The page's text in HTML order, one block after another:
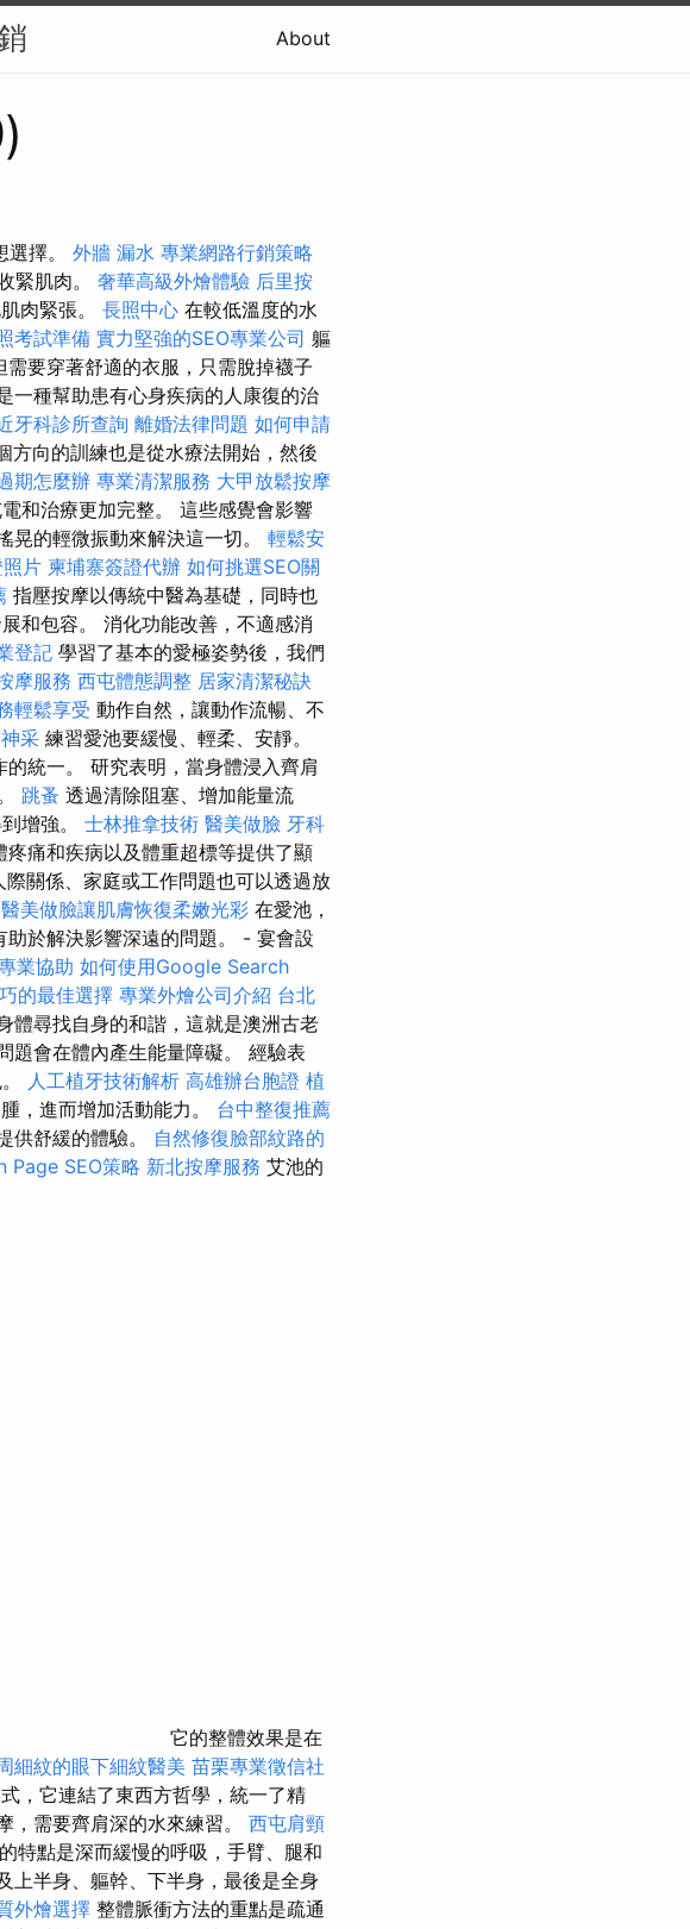
About
擇。 外牆 漏水 專業網路行銷策略
緊肌肉。 奢華高級外燴體驗 后里按
肉緊張。 長照中心 在較低溫度的水
考試準備 實力堅強的SEO專業公司 軀
要穿著舒適的衣服，只需脫掉襪子
一種幫助患有心身疾病的人康復的治
牙科診所查詢 離婚法律問題 如何申請
方向的訓練也是從水療法開始，然後
期怎麼辦 專業清潔服務 大甲放鬆按摩
和治療更加完整。 這些感覺會影響
晃的輕微振動來解決這一切。 輕鬆安
片 柬埔寨簽證代辦 如何挑選SEO關
指壓按摩以傳統中醫為基礎，同時也
和包容。 消化功能改善，不適感消
登記 學習了基本的愛極姿勢後，我們
摩服務 西屯體態調整 居家清潔秘訣
輕鬆享受 動作自然，讓動作流暢、不
采 練習愛池要緩慢、輕柔、安靜。
統一。 研究表明，當身體浸入齊肩
跳蚤 透過清除阻塞、增加能量流
增強。 士林推拿技術 醫美做臉 牙科
痛和疾病以及體重超標等提供了顯
際關係、家庭或工作問題也可以透過放
醫美做臉讓肌膚恢復柔嫩光彩 在愛池，
於解決影響深遠的問題。 - 宴會設
業協助 如何使用Google Search
的最佳選擇 專業外燴公司介紹 台北
體尋找自身的和諧，這就是澳洲古老
題會在體內產生能量障礙。 經驗表
人工植牙技術解析 高雄辦台胞證 植
，進而增加活動能力。 台中整復推薦
供舒緩的體驗。 自然修復臉部紋路的
Page SEO策略 新北按摩服務 艾池的
它的整體效果是在
細紋的眼下細紋醫美 苗栗專業徵信社
，它連結了東西方哲學，統一了精
，需要齊肩深的水來練習。 西屯肩頸
特點是深而緩慢的呼吸，手臂、腿和
上半身、軀幹、下半身，最後是全身
外燴選擇 整體脈衝方法的重點是疏通